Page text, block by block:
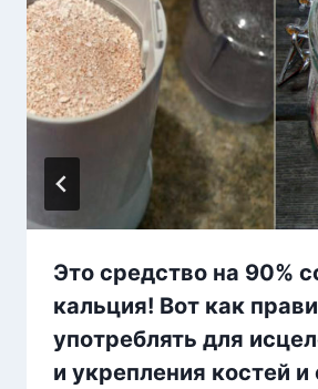
Это средство на 90%
кальция! Вот как
употреблять для
и укрепления костей и